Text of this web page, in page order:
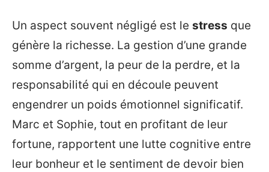
Un aspect souvent négligé est le stress que
génère la richesse. La gestion d’une grande
somme d’argent, la peur de la perdre, et la
responsabilité qui en découle peuvent
engendrer un poids émotionnel significatif.
Marc et Sophie, tout en profitant de leur
fortune, rapportent une lutte cognitive entre
leur bonheur et le sentiment de devoir bien